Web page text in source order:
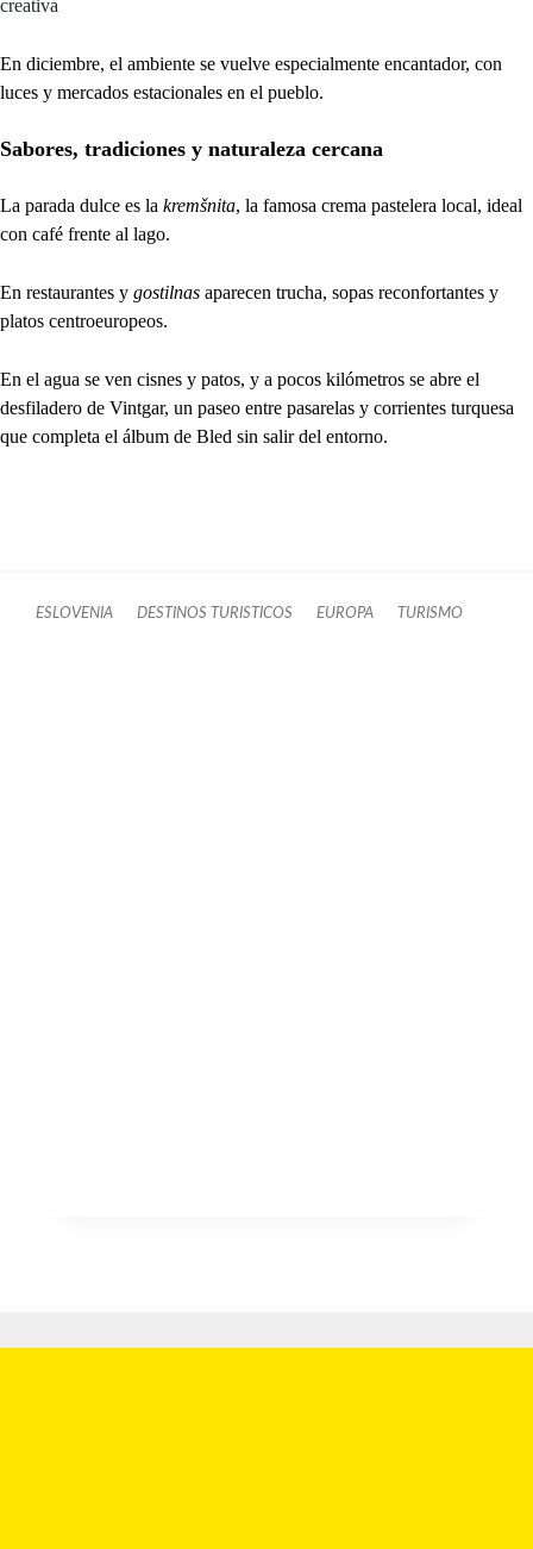
creativa
En diciembre, el ambiente se vuelve especialmente encantador, con
luces y mercados estacionales en el pueblo.
Sabores, tradiciones y naturaleza cercana
La parada dulce es la kremšnita, la famosa crema pastelera local, ideal
con café frente al lago.
En restaurantes y gostilnas aparecen trucha, sopas reconfortantes y
platos centroeuropeos.
En el agua se ven cisnes y patos, y a pocos kilómetros se abre el
desfiladero de Vintgar, un paseo entre pasarelas y corrientes turquesa
que completa el álbum de Bled sin salir del entorno.
ESLOVENIA DESTINOS TURISTICOS EUROPA TURISMO